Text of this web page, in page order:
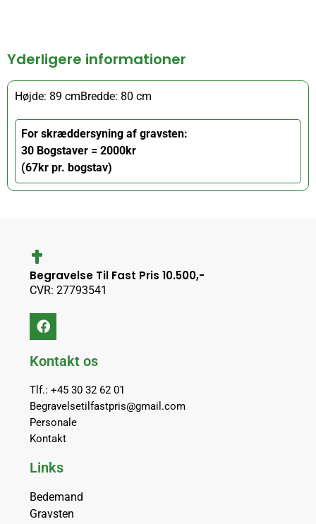
Yderligere informationer
Højde: 89 cmBredde: 80 cm
For skræddersyning af gravsten:
30 Bogstaver = 2000kr
(67kr pr. bogstav)
Begravelse Til Fast Pris 10.500,-
CVR: 27793541
Kontakt os
Tlf.: +45 30 32 62 01
Begravelsetilfastpris@gmail.com
Personale
Kontakt
Links
Bedemand
Gravsten